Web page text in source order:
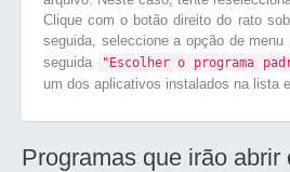
Clique com o botão direito do rato
seguida, seleccione a opção de menu
seguida
"Escolher o programa
um dos aplicativos instalados na lista
Programas que irão abrir